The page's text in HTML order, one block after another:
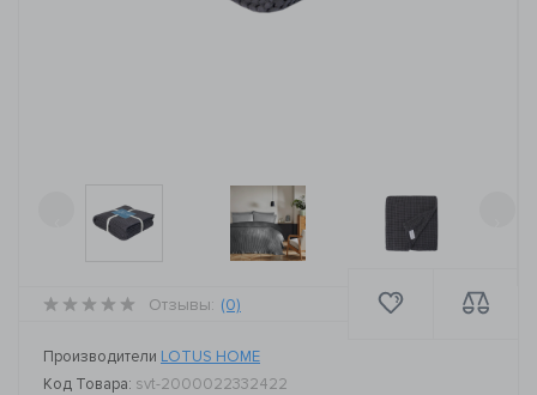
Отзывы: (0)
Производители LOTUS HOME
Код Товара: svt-2000022332422